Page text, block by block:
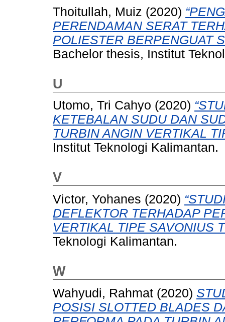
Thoitullah, Muiz (2020)
PERENDAMAN SERAT
POLIESTER BERPENGUAT
Bachelor thesis, Institut
U
Utomo, Tri Cahyo (2020)
KETEBALAN SUDU DAN
TURBIN ANGIN VERTIKAL
Institut Teknologi Kalimantan.
V
Victor, Yohanes (2020)
DEFLEKTOR TERHADAP
VERTIKAL TIPE SAVONIUS
Teknologi Kalimantan.
W
Wahyudi, Rahmat (2020)
POSISI SLOTTED BLADES